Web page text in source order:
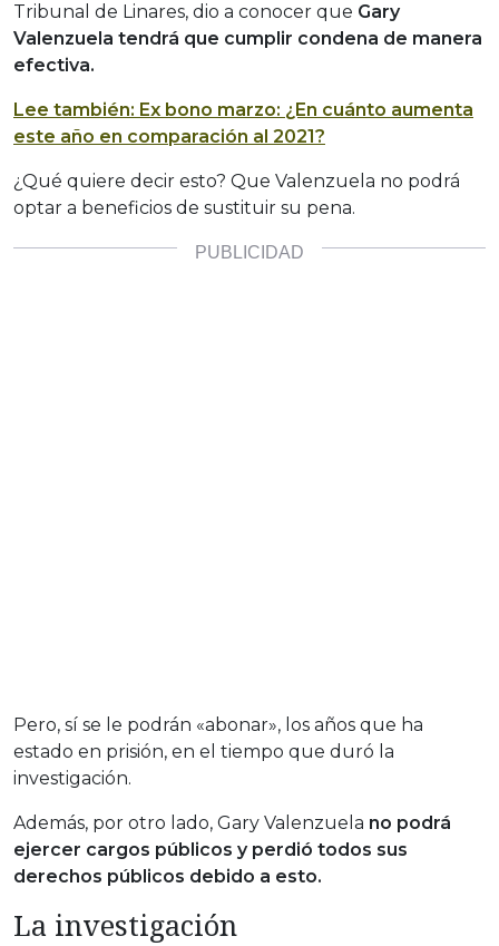
Tribunal de Linares, dio a conocer que Gary
Valenzuela tendrá que cumplir condena de manera
efectiva.
Lee también: Ex bono marzo: ¿En cuánto aumenta
este año en comparación al 2021?
¿Qué quiere decir esto? Que Valenzuela no podrá
optar a beneficios de sustituir su pena.
Pero, sí se le podrán «abonar», los años que ha
estado en prisión, en el tiempo que duró la
investigación.
Además, por otro lado, Gary Valenzuela no podrá
ejercer cargos públicos y perdió todos sus
derechos públicos debido a esto.
La investigación